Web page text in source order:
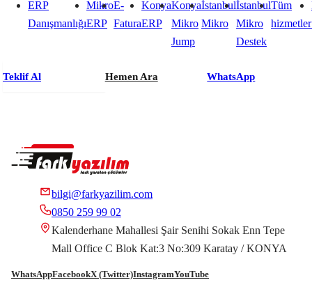
ERP
Danışmanlığı
Mikro
ERP
E-
Fatura
Konya
ERP
Konya
Mikro
Jump
İstanbul
Mikro
İstanbul
Mikro
Destek
Tüm
hizmetler
Teklif Al Hemen Ara WhatsApp
bilgi@farkyazilim.com
0850 259 99 02
Kalenderhane Mahallesi Şair Senihi Sokak Enn Tepe
Mall Office C Blok Kat:3 No:309 Karatay / KONYA
WhatsAppFacebookX (Twitter)InstagramYouTube